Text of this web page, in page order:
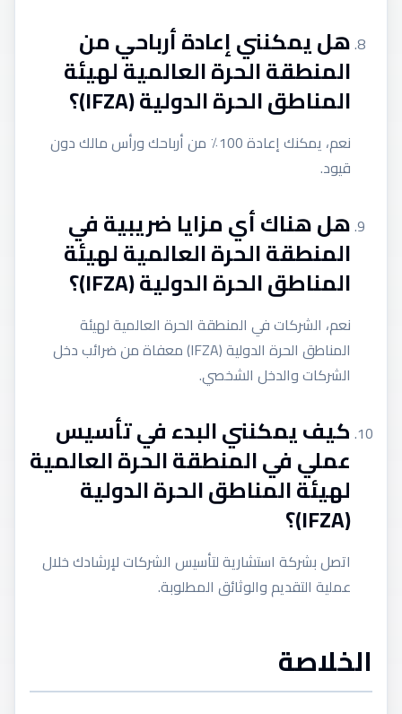
هل يمكنني إعادة أرباحي من
المنطقة الحرة العالمية لهيئة
المناطق الحرة الدولية (IFZA)؟
نعم، يمكنك إعادة 100٪ من أرباحك ورأس مالك دون
قيود.
هل هناك أي مزايا ضريبية في
المنطقة الحرة العالمية لهيئة
المناطق الحرة الدولية (IFZA)؟
نعم، الشركات في المنطقة الحرة العالمية لهيئة
المناطق الحرة الدولية (IFZA) معفاة من ضرائب دخل
الشركات والدخل الشخصي.
كيف يمكنني البدء في تأسيس
عملي في المنطقة الحرة العالمية
لهيئة المناطق الحرة الدولية
(IFZA)؟
اتصل بشركة استشارية لتأسيس الشركات لإرشادك خلال
عملية التقديم والوثائق المطلوبة.
الخلاصة